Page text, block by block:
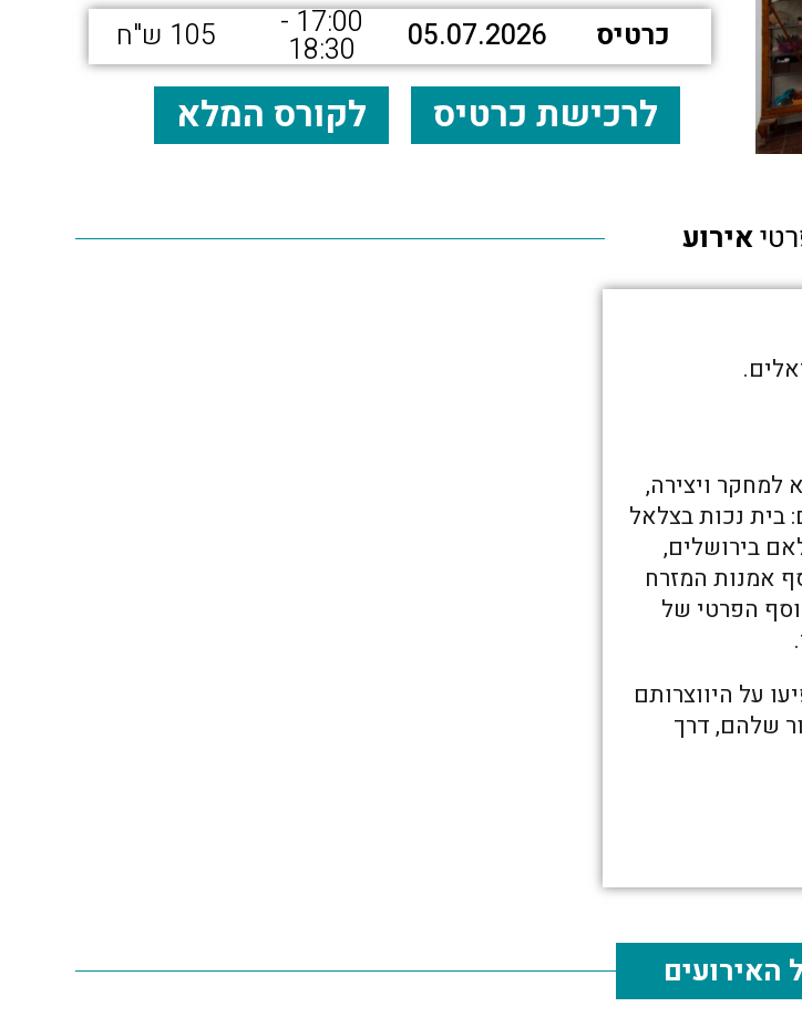
כרטיס 05.07.2026
17:00 -
18:30 105 ש"ח
לרכישת כרטיס לקורס המלא
אירוע
למחקר ויצירה,
בית נכות בצלאל
בירושלים,
אמנות המזרח
הפרטי של
על היווצרותם
שלהם, דרך
האירועים